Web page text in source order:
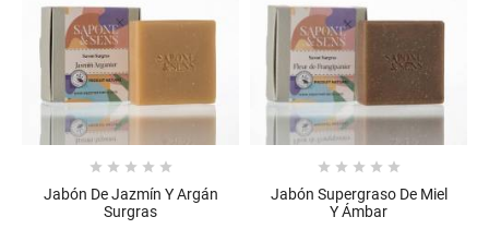
    
Jabón De Jazmín Y Argán
Surgras
    
Jabón Supergraso De Miel
Y Ámbar